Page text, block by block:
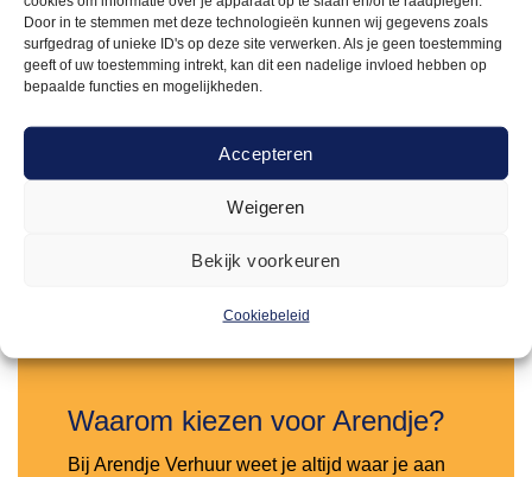
Door in te stemmen met deze technologieën kunnen wij gegevens zoals
surfgedrag of unieke ID's op deze site verwerken. Als je geen toestemming
geeft of uw toestemming intrekt, kan dit een nadelige invloed hebben op
bepaalde functies en mogelijkheden.
Accepteren
Weigeren
Bekijk voorkeuren
Cookiebeleid
0,75
Waarom kiezen voor Arendje?
Bij Arendje Verhuur weet je altijd waar je aan